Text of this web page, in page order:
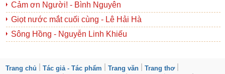
Cảm ơn Người! - Bình Nguyên
Giọt nước mắt cuối cùng - Lê Hải Hà
Sông Hồng - Nguyễn Linh Khiếu
Trang chủ Tác giả - Tác phẩm Trang văn
Trang thơ